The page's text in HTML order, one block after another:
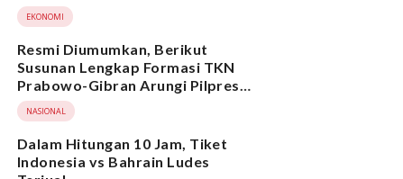
EKONOMI
Resmi Diumumkan, Berikut
Susunan Lengkap Formasi TKN
Prabowo-Gibran Arungi Pilpres
2024, Ada Ridwan Kamil hingga
Suami Yenny Wahid
NASIONAL
Dalam Hitungan 10 Jam, Tiket
Indonesia vs Bahrain Ludes